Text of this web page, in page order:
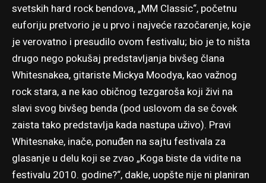
svetskih hard rock bendova, „MM Classic“, početnu
euforiju pretvorio je u prvo i najveće razočarenje, koje
je verovatno i presudilo ovom festivalu; bio je to ništa
drugo nego pokušaj predstavljanja bivšeg člana
Whitesnakea, gitariste Mickya Moodya, kao važnog
rock stara, a ne kao običnog tezgaroša koji živi na
slavi svog bivšeg benda (pod uslovom da se čovek
zaista tako predstavlja kada nastupa uživo). Pravi
Whitesnake, inače, ponuđen na sajtu festivala za
glasanje u delu koji se zvao „Koga biste da vidite na
festivalu 2010. godine?“, dakle, uopšte nije ni planiran